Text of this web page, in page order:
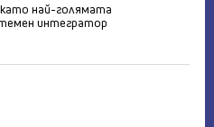
най-голямата
интегратор